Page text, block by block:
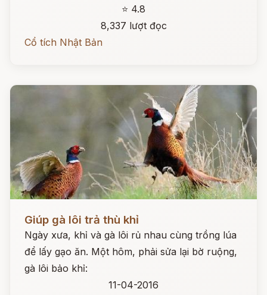
⭐ 4.8
8,337 lượt đọc
Cổ tích Nhật Bản
Giúp gà lôi trả thù khỉ
Ngày xưa, khỉ và gà lôi rủ nhau cùng trồng lúa
để lấy gạo ăn. Một hôm, phải sửa lại bờ ruộng,
gà lôi bảo khỉ:
11-04-2016